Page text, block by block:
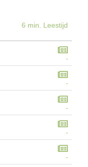
6 min. Leestijd
-
-
-
-
-